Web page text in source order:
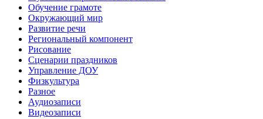
Обучение грамоте
Окружающий мир
Развитие речи
Региональный компонент
Рисование
Сценарии праздников
Управление ДОУ
Физкультура
Разное
Аудиозаписи
Видеозаписи